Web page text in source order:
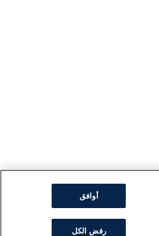
أوافق
رفض الكل